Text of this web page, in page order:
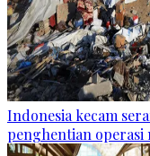
Indonesia kecam
penghentian operasi